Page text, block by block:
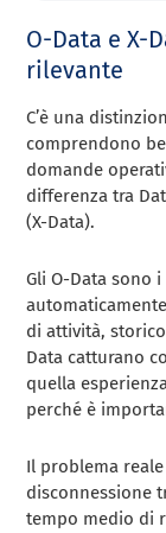
O-Data e X-
rilevante
C’è una
comprendono
domande
differenza tra
(X-Data).
Gli O-Data sono
di attività,
Data catturano
quella
perché è
Il problema
disconnessione
tempo medio di